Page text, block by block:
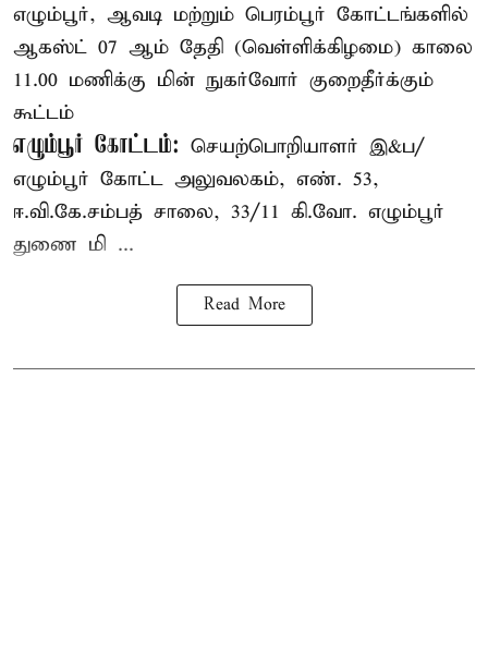
எழும்பூர், ஆவடி மற்றும் பெரம்பூர் கோட்டங்களில்
ஆகஸ்ட் 07 ஆம் தேதி (வெள்ளிக்கிழமை) காலை
11.00 மணிக்கு மின் நுகர்வோர் குறைதீர்க்கும்
கூட்டம்
எழும்பூர் கோட்டம்: செயற்பொறியாளர் இ&ப/
எழும்பூர் கோட்ட அலுவலகம், எண். 53,
ஈ.வி.கே.சம்பத் சாலை, 33/11 கி.வோ. எழும்பூர்
துணை மி ...
Read More